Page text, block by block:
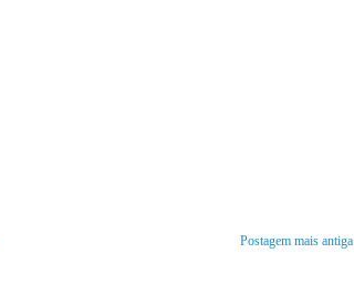
Postagem mais antiga